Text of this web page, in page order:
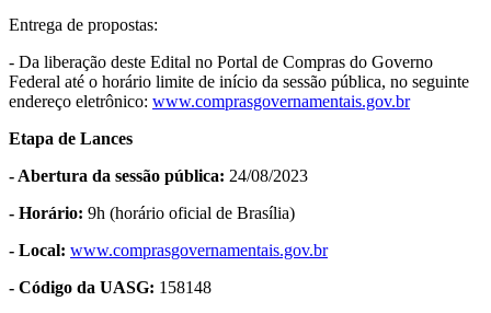
Entrega de propostas:
- Da liberação deste Edital no Portal de Compras do Governo
Federal até o horário limite de início da sessão pública, no seguinte
endereço eletrônico: www.comprasgovernamentais.gov.br
Etapa de Lances
- Abertura da sessão pública: 24/08/2023
- Horário: 9h (horário oficial de Brasília)
- Local: www.comprasgovernamentais.gov.br
- Código da UASG: 158148